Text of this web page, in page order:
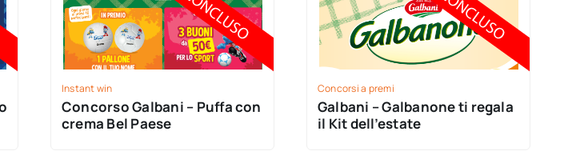
Instant win
Concorso Galbani – Puffa con
crema Bel Paese
Concorsi a premi
Galbani – Galbanone ti regala
il Kit dell’estate